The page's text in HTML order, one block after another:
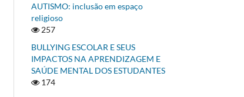
AUTISMO: inclusão em espaço
religioso
257
BULLYING ESCOLAR E SEUS
IMPACTOS NA APRENDIZAGEM E
SAÚDE MENTAL DOS ESTUDANTES
174